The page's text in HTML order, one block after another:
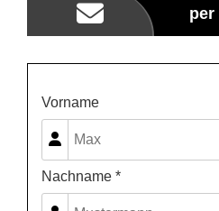
per
Vorname
Nachname *